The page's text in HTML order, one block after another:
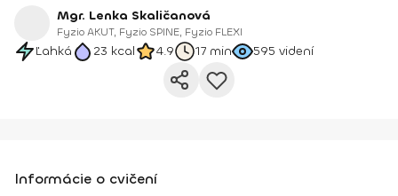
Mgr. Lenka Skaličanová
Fyzio AKUT, Fyzio SPINE, Fyzio FLEXI
Ľahká 23 kcal 4.9 17 min 595 videní
Informácie o cvičení